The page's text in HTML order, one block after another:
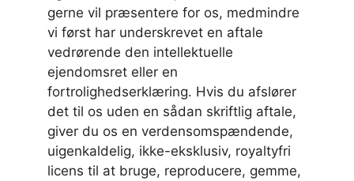
gerne vil præsentere for os, medmindre
vi først har underskrevet en aftale
vedrørende den intellektuelle
ejendomsret eller en
fortrolighedserklæring. Hvis du afslører
det til os uden en sådan skriftlig aftale,
giver du os en verdensomspændende,
uigenkaldelig, ikke-eksklusiv, royaltyfri
licens til at bruge, reproducere, gemme,